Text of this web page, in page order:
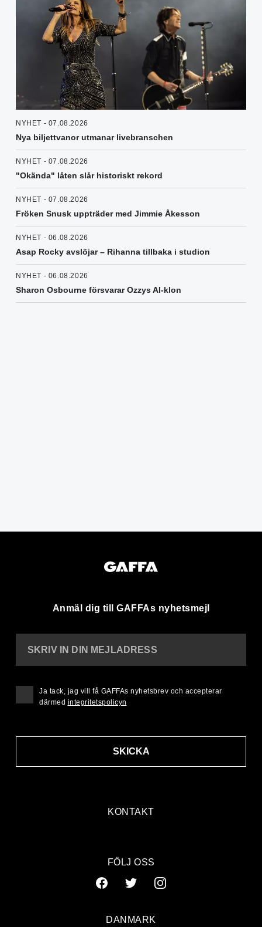
NYHET - 07.08.2026
Nya biljettvanor utmanar livebranschen
NYHET - 07.08.2026
"Okända" låten slår historiskt rekord
NYHET - 07.08.2026
Fröken Snusk uppträder med Jimmie Åkesson
NYHET - 06.08.2026
Asap Rocky avslöjar – Rihanna tillbaka i studion
NYHET - 06.08.2026
Sharon Osbourne försvarar Ozzys AI-klon
Anmäl dig till GAFFAs nyhetsmejl
KONTAKT
SKRIV IN DIN MEJLADRESS
SKICKA
Ja tack, jag vill få GAFFAs nyhetsbrev och accepterar
därmed integritetspolicyn
FÖLJ OSS
DANMARK